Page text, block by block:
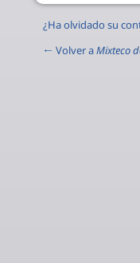
¿Ha olvidado su
← Volver aMixteco